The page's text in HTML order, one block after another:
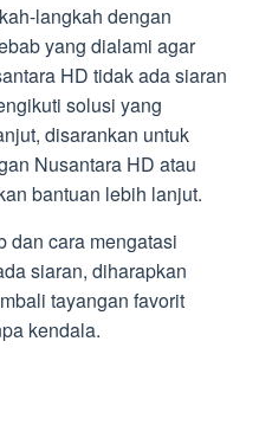
langkah dengan
yang dialami agar
HD tidak ada siaran
solusi yang
disarankan untuk
Nusantara HD atau
bantuan lebih lanjut.
dan cara mengatasi
siaran, diharapkan
tayangan favorit
kendala.